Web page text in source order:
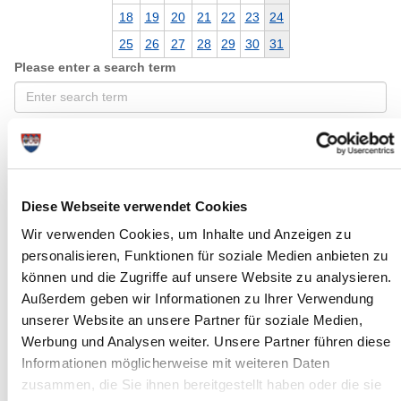
Diese Webseite verwendet Cookies
Wir verwenden Cookies, um Inhalte und Anzeigen zu
personalisieren, Funktionen für soziale Medien anbieten zu
können und die Zugriffe auf unsere Website zu analysieren.
Außerdem geben wir Informationen zu Ihrer Verwendung
unserer Website an unsere Partner für soziale Medien,
Werbung und Analysen weiter. Unsere Partner führen diese
Informationen möglicherweise mit weiteren Daten
zusammen, die Sie ihnen bereitgestellt haben oder die sie
18
19 20 21 22 23
24
25
26 27 28 29 30
31
Please enter a search term
Month
Place
Category